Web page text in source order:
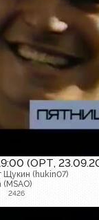
(ОРТ,
Щукин (hukin07)
2426